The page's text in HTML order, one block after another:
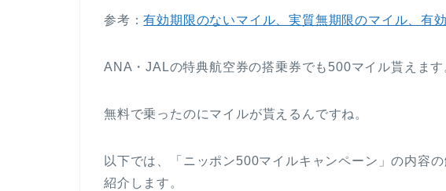
参考：有効期限のないマイル、実質無期限のマイル、有
ANA・JALの特典航空券の搭乗券でも500マイル貰えます
無料で乗ったのにマイルが貰えるんですね。
以下では、「ニッポン500マイルキャンペーン」の内容
紹介します。